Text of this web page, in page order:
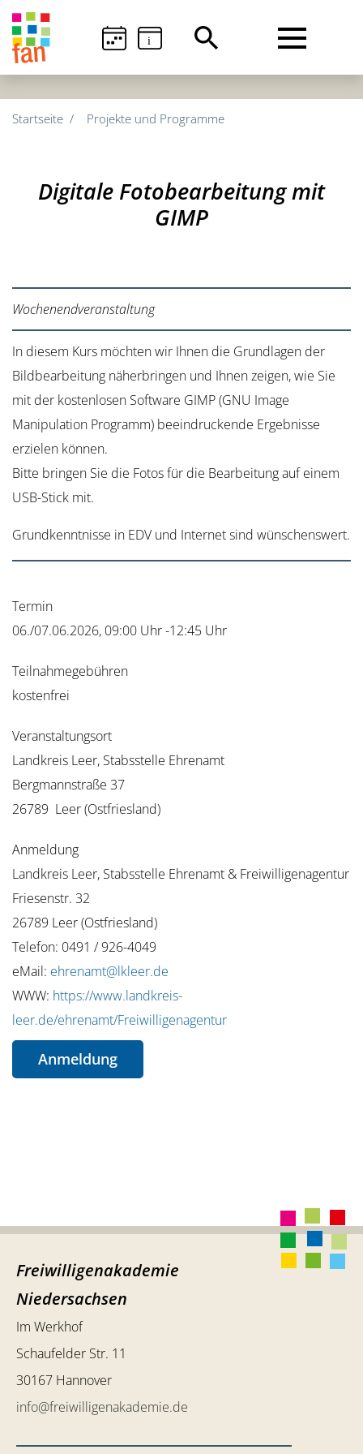
i
Startseite Projekte und Programme
Digitale Fotobearbeitung mit
GIMP
Wochenendveranstaltung
In diesem Kurs möchten wir Ihnen die Grundlagen der
Bildbearbeitung näherbringen und Ihnen zeigen, wie Sie
mit der kostenlosen Software GIMP (GNU Image
Manipulation Programm) beeindruckende Ergebnisse
erzielen können.
Bitte bringen Sie die Fotos für die Bearbeitung auf einem
USB-Stick mit.
Grundkenntnisse in EDV und Internet sind wünschenswert.
Termin
06./07.06.2026, 09:00 Uhr -12:45 Uhr
Teilnahmegebühren
kostenfrei
Veranstaltungsort
Landkreis Leer, Stabsstelle Ehrenamt
Bergmannstraße 37
26789 Leer (Ostfriesland)
Anmeldung
Landkreis Leer, Stabsstelle Ehrenamt & Freiwilligenagentur
Friesenstr. 32
26789 Leer (Ostfriesland)
Telefon: 0491 / 926-4049
eMail: ehrenamt@lkleer.de
WWW: https://www.landkreis-
leer.de/ehrenamt/Freiwilligenagentur
Anmeldung
Freiwilligenakademie
Niedersachsen
Im Werkhof
Schaufelder Str. 11
30167 Hannover
info@freiwilligenakademie.de